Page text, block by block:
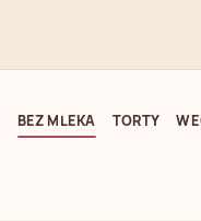
BEZ MLEKA TORTY